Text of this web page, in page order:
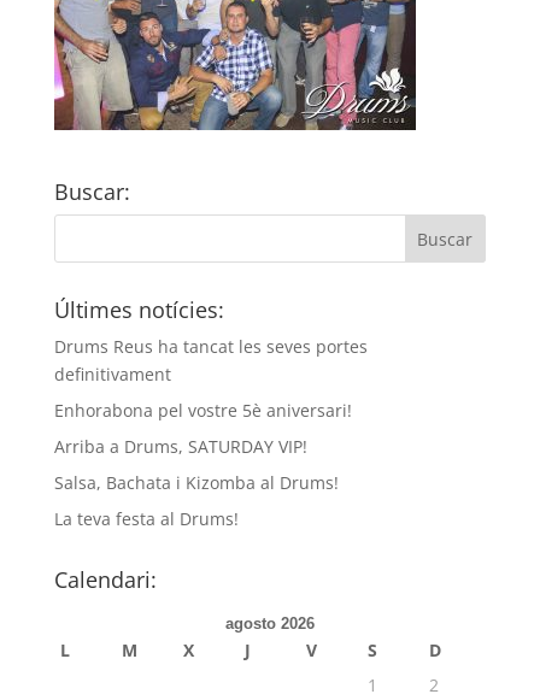
Buscar:
Últimes notícies:
Drums Reus ha tancat les seves portes
definitivament
Enhorabona pel vostre 5è aniversari!
Arriba a Drums, SATURDAY VIP!
Salsa, Bachata i Kizomba al Drums!
La teva festa al Drums!
Calendari:
agosto 2026
L M X J V S
D
1
2